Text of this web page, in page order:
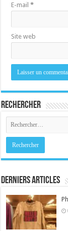
E-mail*
Site web
Rechercher
Derniers Articles